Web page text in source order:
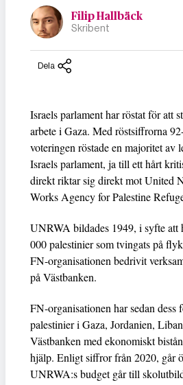
Filip Hallbäck
Skribent
Dela
Israels parlament har röstat för att
arbete i Gaza. Med röstsiffrorna
voteringen röstade en majoritet av
Israels parlament, ja till ett hårt
direkt riktar sig direkt mot United
Works Agency for Palestine
UNRWA bildades 1949, i syfte att
000 palestinier som tvingats på
FN-organisationen bedrivit
på Västbanken.
FN-organisationen har sedan dess
palestinier i Gaza, Jordanien,
Västbanken med ekonomiskt
hjälp. Enligt siffror från 2020, går
UNRWA:s budget går till